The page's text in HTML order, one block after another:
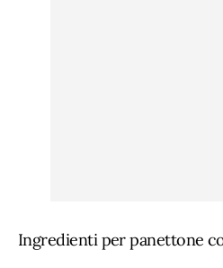
Ingredienti per panettone